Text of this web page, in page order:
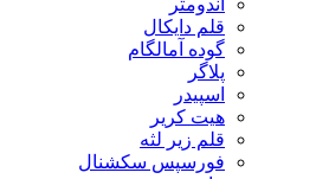
اندومتر
قلم دایکال
گوده آمالگام
پلاگر
اسپیدر
هیت کریر
قلم زیر لثه
فورسپس سکشنال